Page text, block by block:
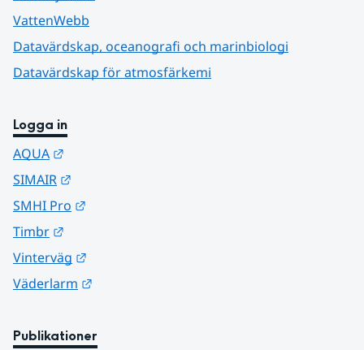
VattenWebb
Datavärdskap, oceanografi och marinbiologi
Datavärdskap för atmosfärkemi
Logga in
AQUA
SIMAIR
SMHI Pro
Timbr
Vinterväg
Väderlarm
Publikationer